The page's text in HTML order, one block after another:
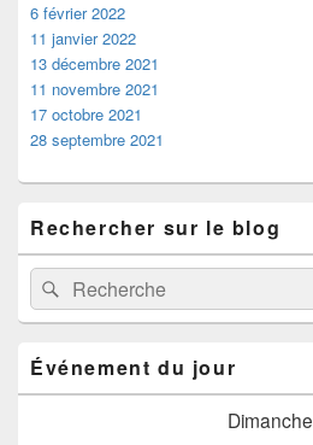
6 février 2022
11 janvier 2022
13 décembre 2021
11 novembre 2021
17 octobre 2021
28 septembre 2021
Rechercher sur le blog
Recherche :Rechercher
Événement du jour
Dimanche